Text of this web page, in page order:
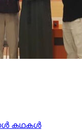
കഥകൾ